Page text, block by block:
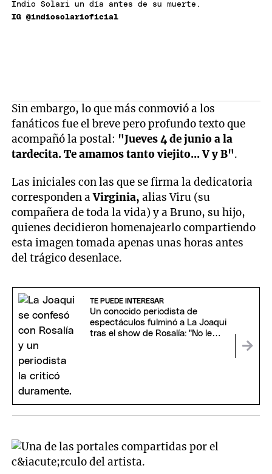
Indio Solari un día antes de su muerte.
IG @indiosolarioficial
Sin embargo, lo que más conmovió a los
fanáticos fue el breve pero profundo texto que
acompañó la postal: "Jueves 4 de junio a la
tardecita. Te amamos tanto viejito... V y B".
Las iniciales con las que se firma la dedicatoria
corresponden aVirginia, alias Viru (su
compañera de toda la vida) y a Bruno, su hijo,
quienes decidieron homenajearlo compartiendo
esta imagen tomada apenas unas horas antes
del trágico desenlace.
TE PUEDE INTERESAR
Un conocido periodista de
espectáculos fulminó a La Joaqui
tras el show de Rosalía: "No le